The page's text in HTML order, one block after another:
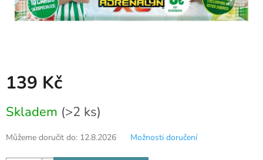
139 Kč
cena:
Skladem (>2 ks)
Můžeme doručit do: 12.8.2026 Možnosti doručení